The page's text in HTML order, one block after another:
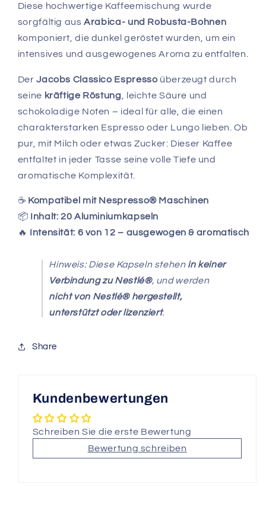
Diese hochwertige Kaffeemischung wurde
sorgfältig ausArabica- und Robusta-Bohnen
komponiert, die dunkel geröstet wurden, um ein
intensives und ausgewogenes Aroma zu entfalten.
DerJacobs Classico Espresso überzeugt durch
seine kräftige Röstung , leichte Säure und
schokoladige Noten – ideal für alle, die einen
charakterstarken Espresso oder Lungo lieben. Ob
pur, mit Milch oder etwas Zucker: Dieser Kaffee
entfaltet in jeder Tasse seine volle Tiefe und
aromatische Komplexität.
☕ Kompatibel mit Nespresso® Maschinen
📦 Inhalt: 20 Aluminiumkapseln
🔥 Intensität: 6 von 12 – ausgewogen & aromatisch
Hinweis: Diese Kapseln stehen in keiner
Verbindung zu Nestlé®, und werden
nicht von Nestlé® hergestellt,
unterstützt oder lizenziert.
Share
Kundenbewertungen
Schreiben Sie die erste Bewertung
Bewertung schreiben